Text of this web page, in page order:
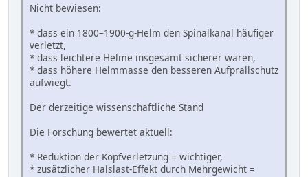
Nicht bewiesen:
* dass ein 1800–1900-g-Helm den Spinalkanal häufiger
verletzt,
* dass leichtere Helme insgesamt sicherer wären,
* dass höhere Helmmasse den besseren Aufprallschutz
aufwiegt.
Der derzeitige wissenschaftliche Stand
Die Forschung bewertet aktuell:
* Reduktion der Kopfverletzung = wichtiger,
* zusätzlicher Halslast-Effekt durch Mehrgewicht =